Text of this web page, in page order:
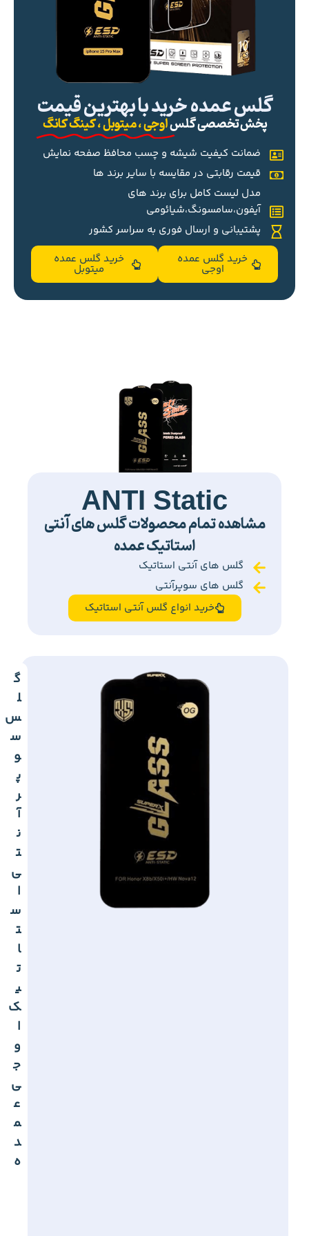
گلس عمده خرید با بهترین قیمت
پخش تخصصی گلساوجی ، میتوبل ، کینگ کانگ
ضمانت کیفیت شیشه و چسب محافظ صفحه نمایش
قیمت رقابتی در مقایسه با سایر برند ها
مدل لیست کامل برای برند های
آیفون،سامسونگ،شیائومی
پشتیبانی و ارسال فوری به سراسر کشور
خرید گلس عمده
اوجی
خرید گلس عمده
میتوبل
ANTI Static
مشاهده تمام محصولات گلس های آنتی
استاتیک عمده
گلس های آنتی استاتیک
گلس های سوپرآنتی
خرید انواع گلس آنتی استاتیک
گ
ل
س
س
و
پ
ر
آ
ن
ت
ی
ا
س
ت
ا
ت
ی
ک
ا
و
ج
ی
ع
م
د
ه